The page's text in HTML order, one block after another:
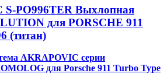
S-PO996TER Выхлопная
для PORSCHE 911
(титан)
AKRAPOVIC серии
для Porsche 911 Turbo Type